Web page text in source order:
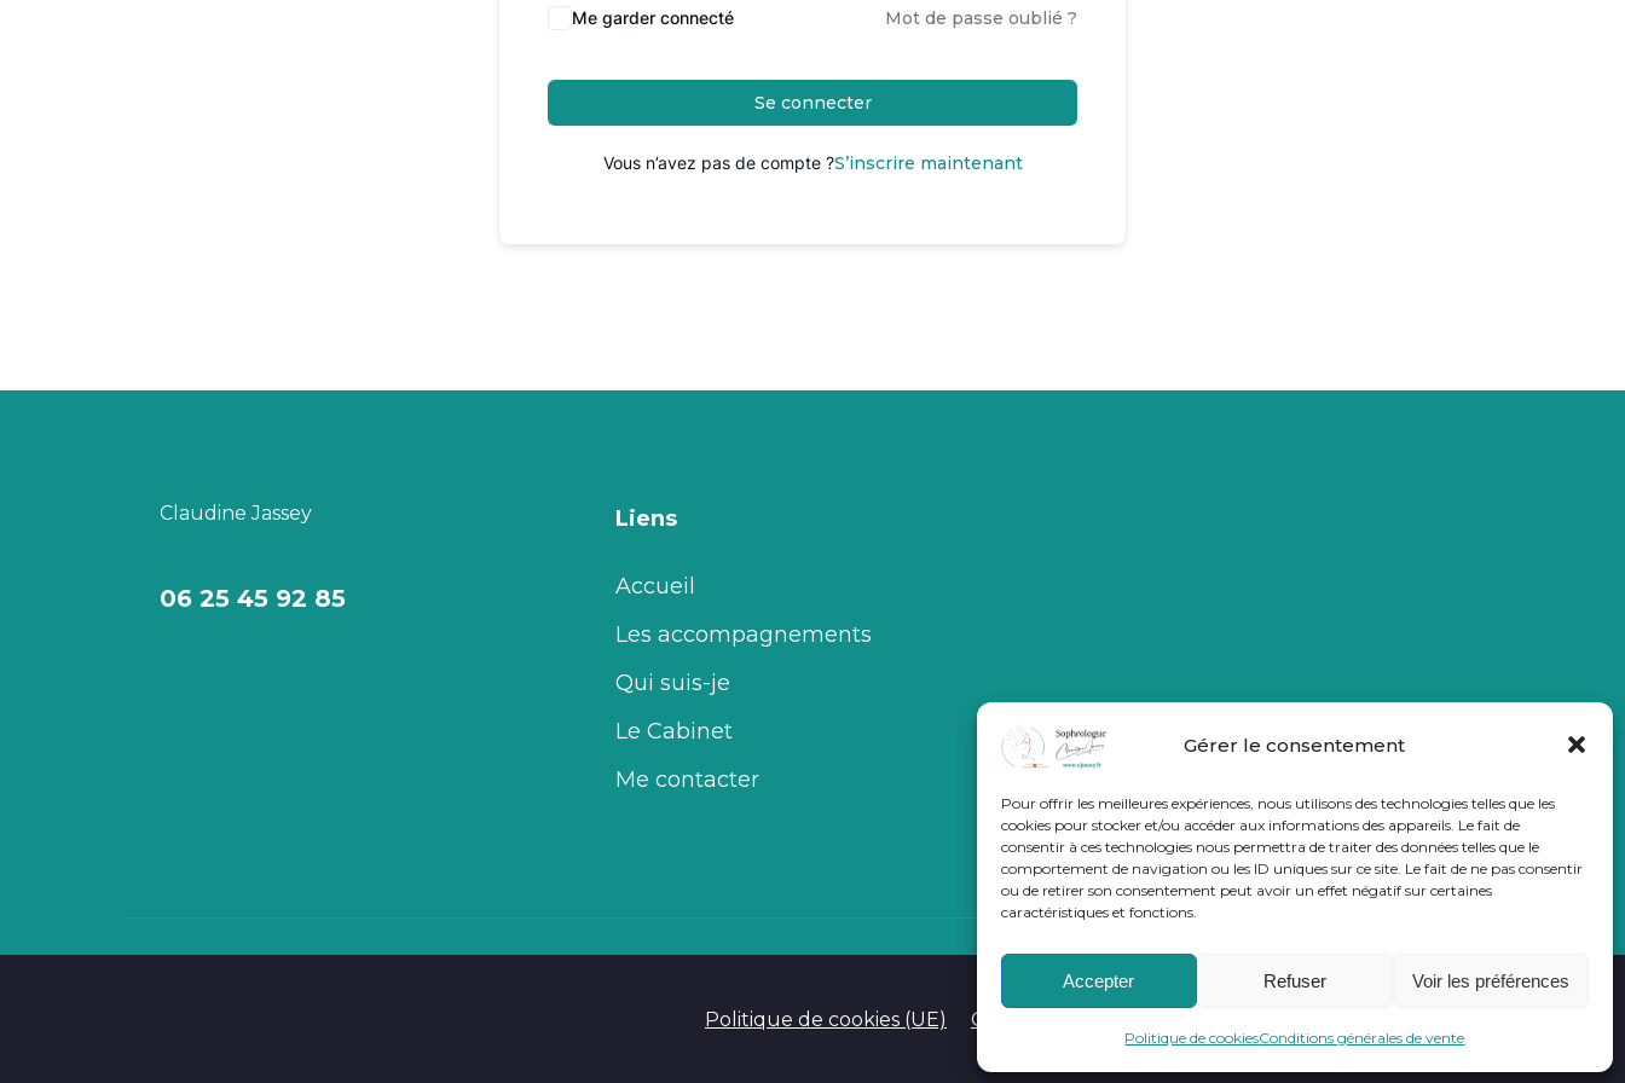
Gérer le consentement
Pour offrir les meilleures expériences, nous utilisons des technologies telles que les
cookies pour stocker et/ou accéder aux informations des appareils. Le fait de
consentir à ces technologies nous permettra de traiter des données telles que le
comportement de navigation ou les ID uniques sur ce site. Le fait de ne pas consentir
ou de retirer son consentement peut avoir un effet négatif sur certaines
caractéristiques et fonctions.
Accepter Refuser Voir les préférences
Politique de cookiesConditions générales de vente
Me garder connecté Mot de passe oublié ?
Se connecter
Vous n’avez pas de compte ?S’inscrire maintenant
Claudine Jassey
06 25 45 92 85
Liens
Accueil
Les accompagnements
Qui suis-je
Le Cabinet
Me contacter
Politique de cookies (UE) Conditions générales de vente